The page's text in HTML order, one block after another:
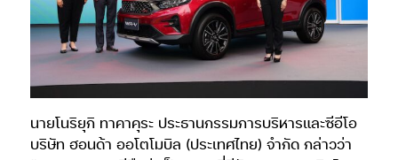
นายโนริยุกิ ทาคาคุระ ประธานกรรมการบริหารและซีอีโอ
บริษัท ฮอนด้า ออโตโมบิล (ประเทศไทย) จำกัด กล่าวว่า